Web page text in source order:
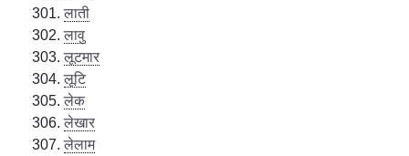
लाती
लावु
लूटमार
लूटि
लेक
लेखार
लेलाम